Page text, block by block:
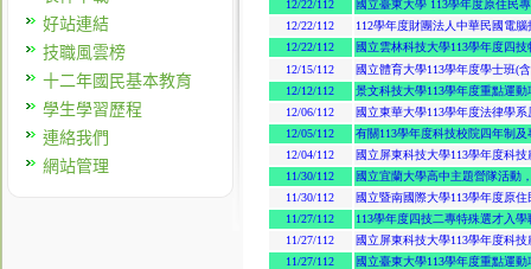
好站連結
技職風雲榜
十二年國民基本教育
學生學習歷程
連絡我們
網站管理